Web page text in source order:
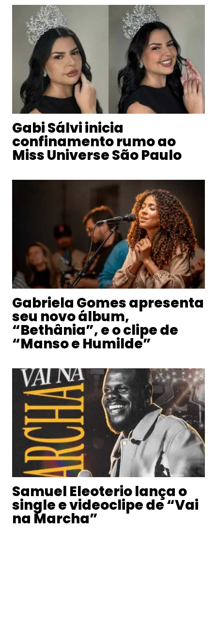
Gabi Sálvi inicia
confinamento rumo ao
Miss Universe São Paulo
Gabriela Gomes apresenta
seu novo álbum,
“Bethânia”, e o clipe de
“Manso e Humilde”
Samuel Eleoterio lança o
single e videoclipe de “Vai
na Marcha”